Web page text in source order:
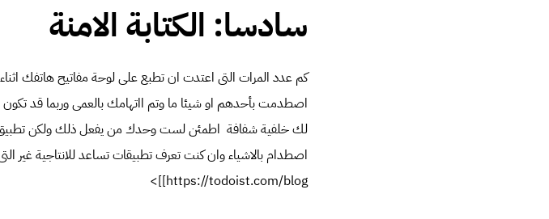
سادسا: الكتابة الامنة
كم عدد المرات التى اعتدت ان تطبع على لوحة مفاتيح هاتفك
اصطدمت بأحدهم او شيئا ما وتم ااتهامك بالعمى وربما قد
لك خلفية شفافة اطمئن لست وحدك من يفعل ذلك ولكن
اصطدام بالاشياء وان كنت تعرف تطبيقات تساعد للانتاجية غير
https://todoist.com/blog]]>